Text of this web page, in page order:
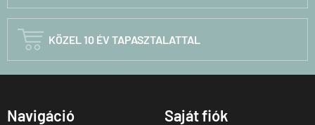
 KÖZEL 10 ÉV TAPASZTALATTAL
Navigáció Saját fiók